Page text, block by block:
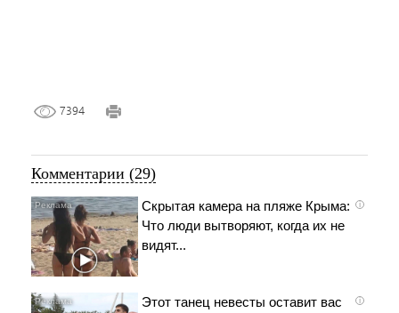
7394
Комментарии (29)
i
Скрытая камера на пляже Крыма:
Что люди вытворяют, когда их не
видят...
i
Этот танец невесты оставит вас